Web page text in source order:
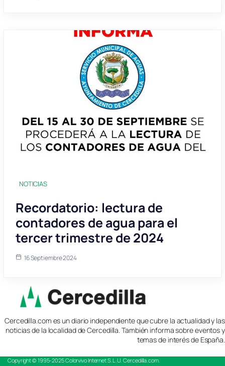
NOTICIAS
Recordatorio: lectura de
contadores de agua para el
tercer trimestre de 2024
16 Septiembre 2024
Cercedilla.com es un diario independiente que cubre la actualidad y las
noticias de la localidad de Cercedilla. También informa sobre eventos y
temas de interés de España.
Copyright © 1995-2025Colorvivo Internet S.L.U. Cercedilla.com.